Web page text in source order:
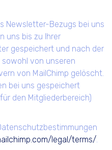
Newsletter-Bezugs bei uns
uns bis zu Ihrer
gespeichert und nach der
von unseren
von MailChimp gelöscht.
bei uns gespeichert
den Mitgliederbereich)
legal/terms/.